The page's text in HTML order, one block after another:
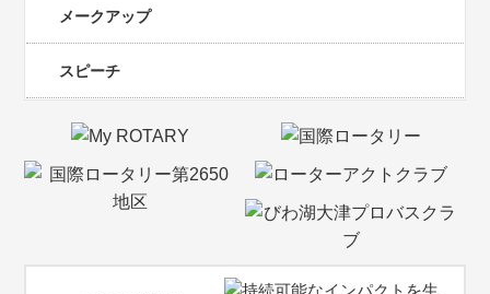
メークアップ
スピーチ